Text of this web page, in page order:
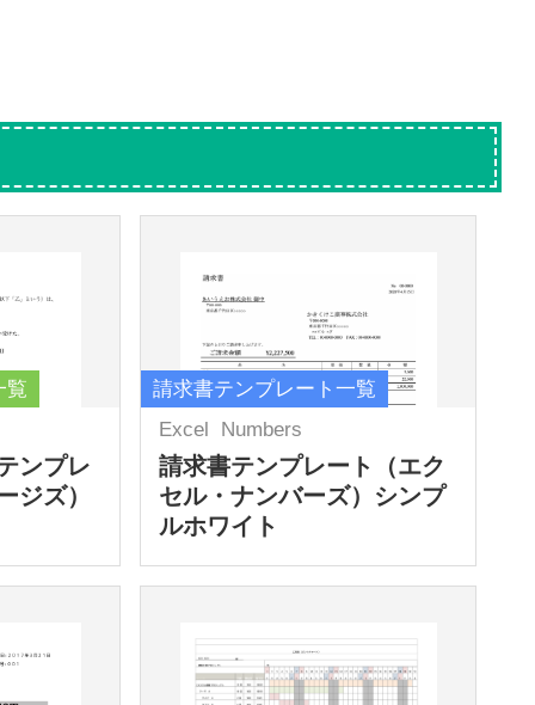
覧
ンプレ
ジズ）
請求書テンプレート一覧
Excel
Numbers
請求書テンプレート（エク
セル・ナンバーズ）シンプ
ルホワイト